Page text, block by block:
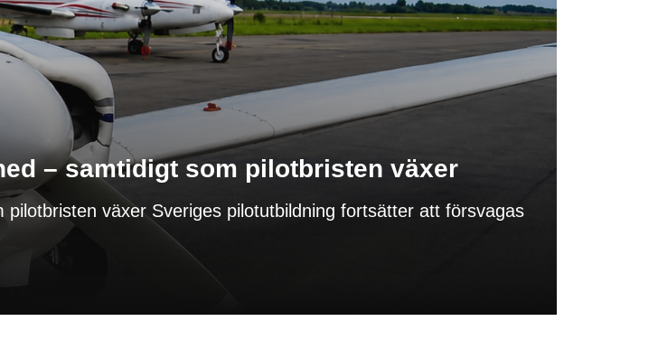
– samtidigt som pilotbristen växer
växer Sveriges pilotutbildning fortsätter att försvagas